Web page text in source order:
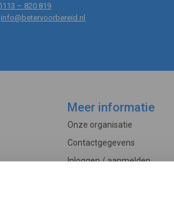
– 820 819
info@betervoorbereid.nl
Meer informatie
Onze organisatie
Contactgegevens
Inloggen / aanmelden